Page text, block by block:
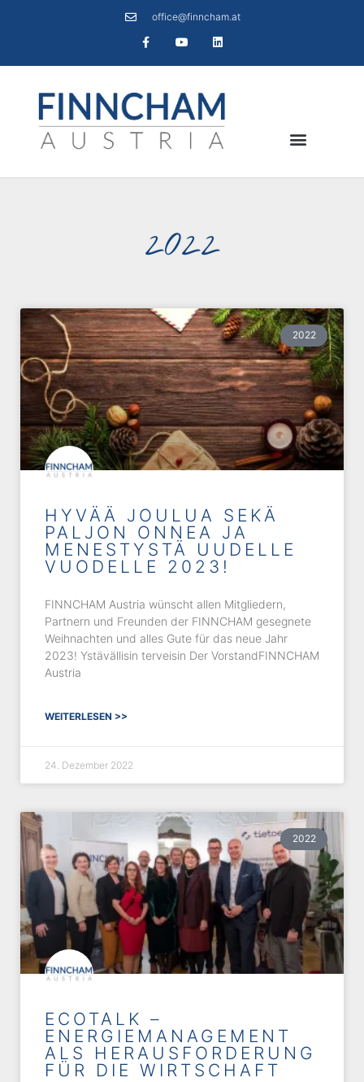
office@finncham.at
2022
2022
HYVÄÄ JOULUA SEKÄ
PALJON ONNEA JA
MENESTYSTÄ UUDELLE
VUODELLE 2023!
FINNCHAM Austria wünscht allen Mitgliedern,
Partnern und Freunden der FINNCHAM gesegnete
Weihnachten und alles Gute für das neue Jahr
2023! Ystävällisin terveisin Der VorstandFINNCHAM
Austria
WEITERLESEN >>
24. Dezember 2022
2022
ECOTALK –
ENERGIEMANAGEMENT
ALS HERAUSFORDERUNG
FÜR DIE WIRTSCHAFT